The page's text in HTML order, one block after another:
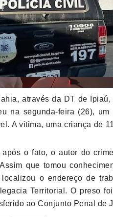
através da DT de
na segunda-feira (26),
A vítima, uma criança de
após o fato, o autor do
que tomou
localizou o endereço de
Territorial. O preso
ao Conjunto Penal de